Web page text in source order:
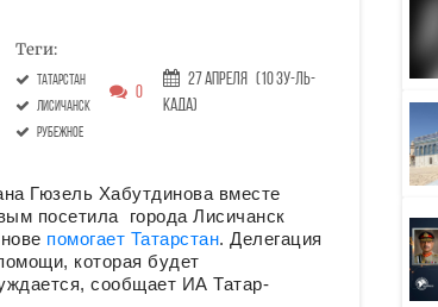
Теги:
Татарстан
Лисичанск
Рубежное
0
27 Апреля (10 Зу-ль-
када)
Гюзель Хабутдинова вместе
посетила города Лисичанск
помогает Татарстан. Делегация
которая будет
сообщает ИА Татар-